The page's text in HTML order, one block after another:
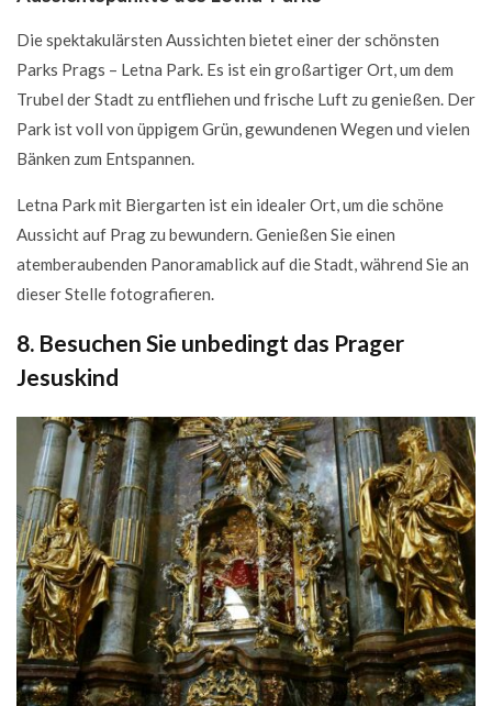
Die spektakulärsten Aussichten bietet einer der schönsten
Parks Prags – Letna Park. Es ist ein großartiger Ort, um dem
Trubel der Stadt zu entfliehen und frische Luft zu genießen. Der
Park ist voll von üppigem Grün, gewundenen Wegen und vielen
Bänken zum Entspannen.
Letna Park mit Biergarten ist ein idealer Ort, um die schöne
Aussicht auf Prag zu bewundern. Genießen Sie einen
atemberaubenden Panoramablick auf die Stadt, während Sie an
dieser Stelle fotografieren.
8. Besuchen Sie unbedingt das Prager
Jesuskind